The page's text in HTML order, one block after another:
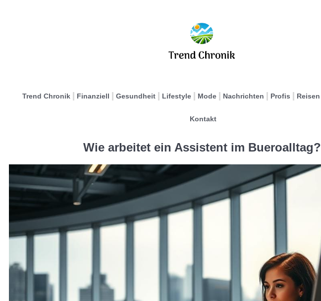
Trend Chronik Finanziell Gesundheit Lifestyle Mode Nachrichten Profis Reisen
Kontakt
Wie arbeitet ein Assistent im Bueroalltag?